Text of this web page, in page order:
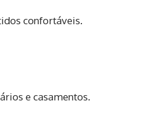
confortáveis.
e casamentos.